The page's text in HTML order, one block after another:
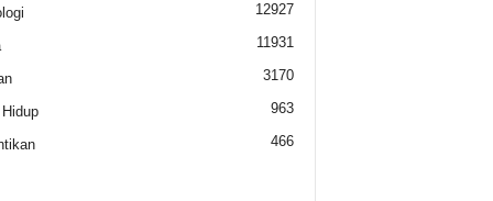
12927
11931
3170
963
466